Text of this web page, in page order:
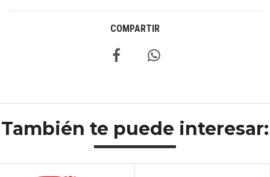
COMPARTIR
También te puede interesar: